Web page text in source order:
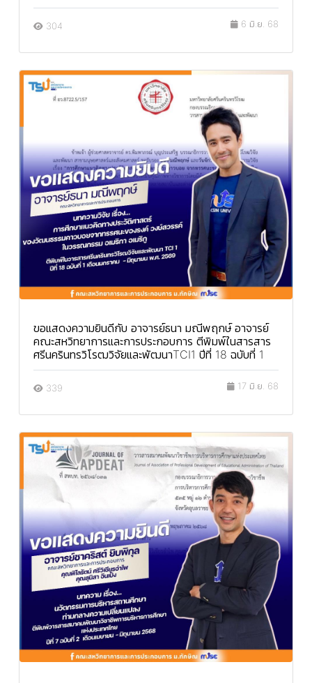
304 6 มิ.ย. 68
ขอแสดงความยินดีกับ อาจารย์ธนา มณีพฤกษ์ อาจารย์
คณะสหวิทยาการและการประกอบการ ตีพิมพ์ในสารสาร
ศรีนครินทรวิโรฒวิจัยและพัฒนาTCI1 ปีที่ 18 ฉบับที่ 1
339 17 มิ.ย. 68